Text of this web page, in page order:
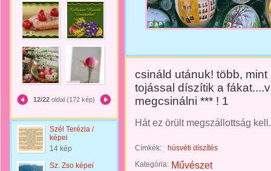
12/22 oldal (172 kép)
Szél Terézia /
képei
14 kép
Sz. Zso képei
csináld utánuk! több, mint
tojással díszítik a
megcsinálni *** ! 1
Hát ez örült megszállottság kell.
Címkék:
húsvéti díszítés
Kategória: Művészet